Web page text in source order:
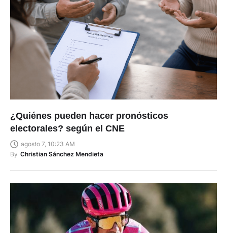
¿Quiénes pueden hacer pronósticos
electorales? según el CNE
agosto 7, 10:23 AM
By Christian Sánchez Mendieta